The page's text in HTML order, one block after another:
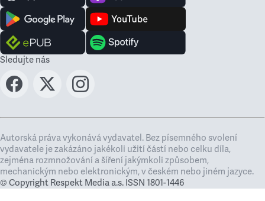
Sledujte nás
Autorská práva vykonává vydavatel. Bez písemného svolení
vydavatele je zakázáno jakékoli užití částí nebo celku díla,
zejména rozmnožování a šíření jakýmkoli způsobem,
mechanickým nebo elektronickým, v českém nebo jiném jazyce.
© Copyright Respekt Media a.s. ISSN 1801-1446